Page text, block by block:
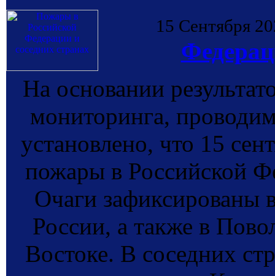
15 Сентября
На основании
мониторинга,
установлено, что 15
пожары в Российской
Очаги зафиксированы
России, а также в
Востоке. В соседних